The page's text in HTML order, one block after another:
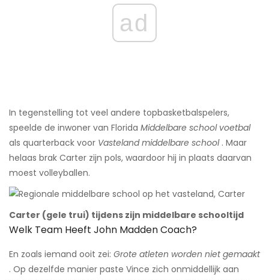
ad
In tegenstelling tot veel andere topbasketbalspelers,
speelde de inwoner van Florida Middelbare school voetbal
als quarterback voor Vasteland middelbare school. Maar
helaas brak Carter zijn pols, waardoor hij in plaats daarvan
moest volleyballen.
Carter (gele trui) tijdens zijn middelbare schooltijd
Welk Team Heeft John Madden Coach?
En zoals iemand ooit zei: Grote atleten worden niet gemaakt
. Op dezelfde manier paste Vince zich onmiddellijk aan